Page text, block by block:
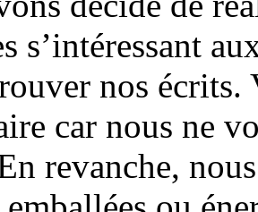
s’intéressant
nos écrits.
car nous ne
revanche,